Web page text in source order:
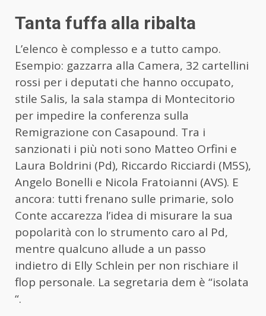
Tanta fuffa alla ribalta
L’elenco è complesso e a tutto campo.
Esempio: gazzarra alla Camera, 32 cartellini
rossi per i deputati che hanno occupato,
stile Salis, la sala stampa di Montecitorio
per impedire la conferenza sulla
Remigrazione con Casapound. Tra i
sanzionati i più noti sono Matteo Orfini e
Laura Boldrini (Pd), Riccardo Ricciardi (M5S),
Angelo Bonelli e Nicola Fratoianni (AVS). E
ancora: tutti frenano sulle primarie, solo
Conte accarezza l’idea di misurare la sua
popolarità con lo strumento caro al Pd,
mentre qualcuno allude a un passo
indietro di Elly Schlein per non rischiare il
flop personale. La segretaria dem è “isolata
“.